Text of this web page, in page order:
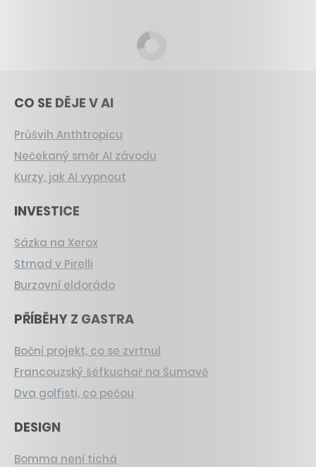
CO SE DĚJE V AI
Průšvih Anthtropicu
Nečekaný směr AI závodu
Kurzy, jak AI vypnout
INVESTICE
Sázka na Xerox
Strnad v Pirelli
Burzovní eldorádo
PŘÍBĚHY Z GASTRA
Boční projekt, co se zvrtnul
Francouzský šéfkuchař na Šumavě
Dva golfisti, co pečou
DESIGN
Bomma není tichá